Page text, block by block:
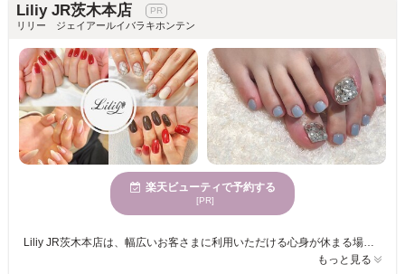
Liliy JR茨木本店
リリー ジェイアールイバラキホンテン
楽天ビューティで予約する
[PR]
Liliy JR茨木本店は、幅広いお客さまに利用いただける心身が休まる場所です。当店では、豊富なデザイン提案を行い、お客様一人一人の個性を引き出すことを目指しています。静かで穏やかな時間を過ごすことができる環境で、年齢を問わず様々な方に喜んでいただけるサービスを提供しています。プライベートサロンならではの個室完備で、周りを気にせず自由に過ごせる空間を提供。特に、デザインの幅広さには自信を持っており、トレンドを押さえつつ個性を大切にしたスタイルを実現いたします。日常の喧騒を忘れ、リフレッシュしながら理想のネイルを叶える場として、皆様のご来店を心よりお待ちしております。
もっと見る